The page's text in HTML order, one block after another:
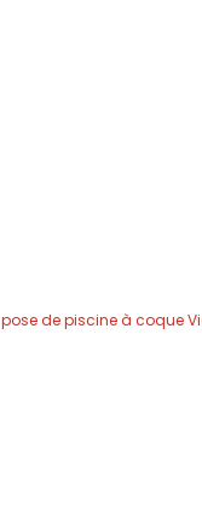
pose de piscine à coque